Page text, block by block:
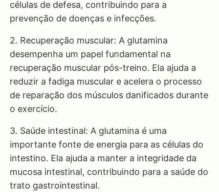
células de defesa, contribuindo para a
prevenção de doenças e infecções.
2. Recuperação muscular: A glutamina
desempenha um papel fundamental na
recuperação muscular pós-treino. Ela ajuda a
reduzir a fadiga muscular e acelera o processo
de reparação dos músculos danificados durante
o exercício.
3. Saúde intestinal: A glutamina é uma
importante fonte de energia para as células do
intestino. Ela ajuda a manter a integridade da
mucosa intestinal, contribuindo para a saúde do
trato gastrointestinal.